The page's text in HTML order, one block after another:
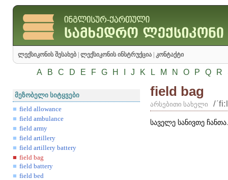
ლექსიკონის შესახებ ლექსიკონის ინსტრუქცია კონტაქტი
A B C D E F G H J K L M N O P Q R
მეზობელი სიტყვები
field allowance
field ambulance
field army
field artillery
field artillery battery
field bag
field battery
field bed
field bag
არსებითი სახელი /
საველე სანივთე ჩანთა.